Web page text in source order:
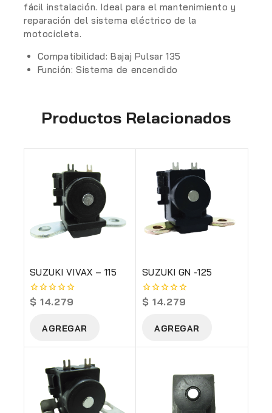
fácil instalación. Ideal para el mantenimiento y
reparación del sistema eléctrico de la
motocicleta.
Compatibilidad: Bajaj Pulsar 135
Función: Sistema de encendido
Productos Relacionados
SUZUKI VIVAX – 115
0
out
$ 14.279
AGREGAR
SUZUKI GN -125
0
out
$ 14.279
AGREGAR